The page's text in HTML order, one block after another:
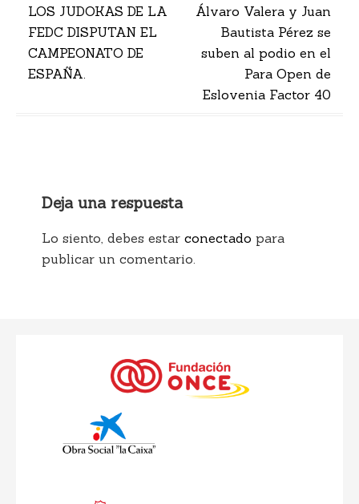
Navegación
de
entradas
LOS JUDOKAS DE LA
FEDC DISPUTAN EL
CAMPEONATO DE
ESPAÑA.
Álvaro Valera y Juan
Bautista Pérez se
suben al podio en el
Para Open de
Eslovenia Factor 40
Deja una respuesta
Lo siento, debes estar conectado para
publicar un comentario.